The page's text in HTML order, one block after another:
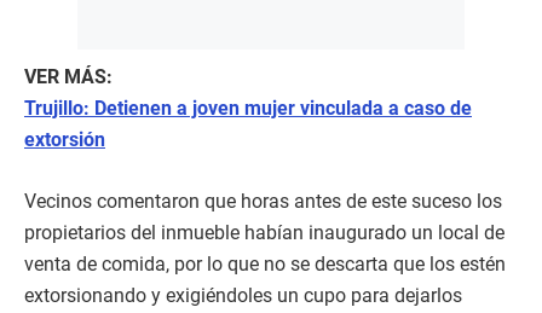
VER MÁS:
Trujillo: Detienen a joven mujer vinculada a caso de
extorsión
Vecinos comentaron que horas antes de este suceso los
propietarios del inmueble habían inaugurado un local de
venta de comida, por lo que no se descarta que los estén
extorsionando y exigiéndoles un cupo para dejarlos